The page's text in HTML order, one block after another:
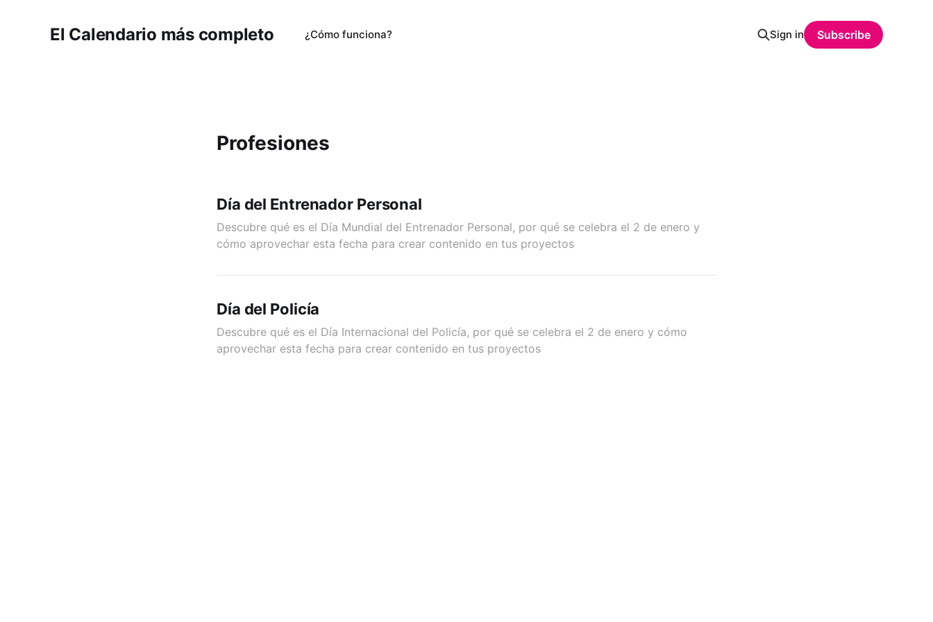
El Calendario más completo ¿Cómo funciona? Sign in Subscribe
Profesiones
Día del Entrenador Personal
Descubre qué es el Día Mundial del Entrenador Personal, por qué se celebra el 2 de enero y
cómo aprovechar esta fecha para crear contenido en tus proyectos
Día del Policía
Descubre qué es el Día Internacional del Policía, por qué se celebra el 2 de enero y cómo
aprovechar esta fecha para crear contenido en tus proyectos